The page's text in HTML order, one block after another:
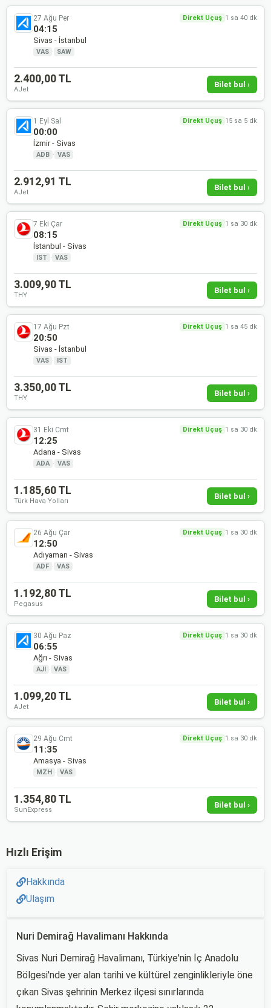
27 Ağu Per Direkt Uçuş 1 sa 40 dk
04:15
Sivas - İstanbul
VAS · SAW
2.400,00 TL
AJet
Bilet bul ›
1 Eyl Sal Direkt Uçuş 15 sa 5 dk
00:00
İzmir - Sivas
ADB · VAS
2.912,91 TL
AJet
Bilet bul ›
7 Eki Çar Direkt Uçuş 1 sa 30 dk
08:15
İstanbul - Sivas
IST · VAS
3.009,90 TL
THY
Bilet bul ›
17 Ağu Pzt Direkt Uçuş 1 sa 45 dk
20:50
Sivas - İstanbul
VAS · IST
3.350,00 TL
THY
Bilet bul ›
31 Eki Cmt Direkt Uçuş 1 sa 30 dk
12:25
Adana - Sivas
ADA · VAS
1.185,60 TL
Türk Hava Yolları
Bilet bul ›
26 Ağu Çar Direkt Uçuş 1 sa 30 dk
12:50
Adıyaman - Sivas
ADF · VAS
1.192,80 TL
Pegasus
Bilet bul ›
30 Ağu Paz Direkt Uçuş 1 sa 30 dk
06:55
Ağrı - Sivas
AJI · VAS
1.099,20 TL
AJet
Bilet bul ›
29 Ağu Cmt Direkt Uçuş 1 sa 30 dk
11:35
Amasya - Sivas
MZH · VAS
1.354,80 TL
SunExpress
Bilet bul ›
Hızlı Erişim
Hakkında
Ulaşım
Nuri Demirağ Havalimanı Hakkında
Sivas Nuri Demirağ Havalimanı, Türkiye'nin İç Anadolu
Bölgesi'nde yer alan tarihi ve kültürel zenginlikleriyle öne
çıkan Sivas şehrinin Merkez ilçesi sınırlarında